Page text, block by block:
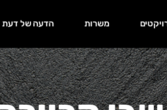
משרות הדעה של דעת